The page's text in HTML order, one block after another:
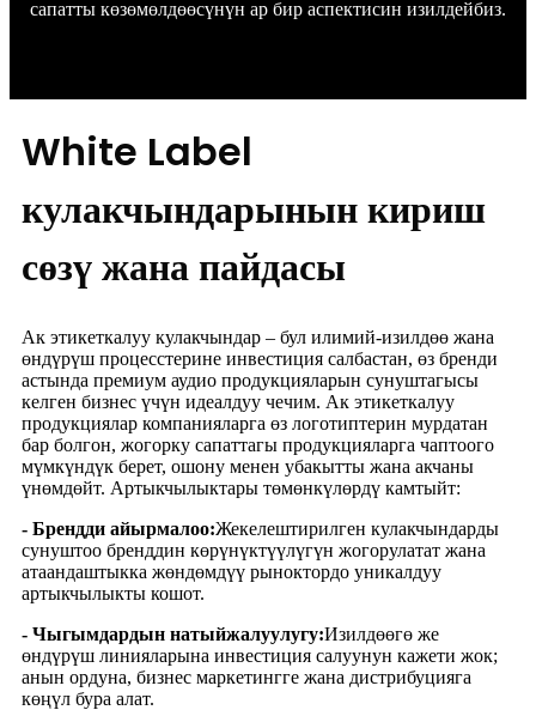
сапатты көзөмөлдөөсүнүн ар бир аспектисин изилдейбиз.
White Label
кулакчындарынын кириш
сөзү жана пайдасы
Ак этикеткалуу кулакчындар – бул илимий-изилдөө жана
өндүрүш процесстерине инвестиция салбастан, өз бренди
астында премиум аудио продукцияларын сунуштагысы
келген бизнес үчүн идеалдуу чечим. Ак этикеткалуу
продукциялар компанияларга өз логотиптерин мурдатан
бар болгон, жогорку сапаттагы продукцияларга чаптоого
мүмкүндүк берет, ошону менен убакытты жана акчаны
үнөмдөйт. Артыкчылыктары төмөнкүлөрдү камтыйт:
- Брендди айырмалоо:Жекелештирилген кулакчындарды
сунуштоо бренддин көрүнүктүүлүгүн жогорулатат жана
атаандаштыкка жөндөмдүү рыноктордо уникалдуу
артыкчылыкты кошот.
- Чыгымдардын натыйжалуулугу:Изилдөөгө же
өндүрүш линияларына инвестиция салуунун кажети жок;
анын ордуна, бизнес маркетингге жана дистрибуцияга
көңүл бура алат.